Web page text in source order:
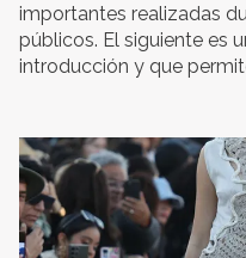
importantes realizadas
públicos. El siguiente es
introducción y que